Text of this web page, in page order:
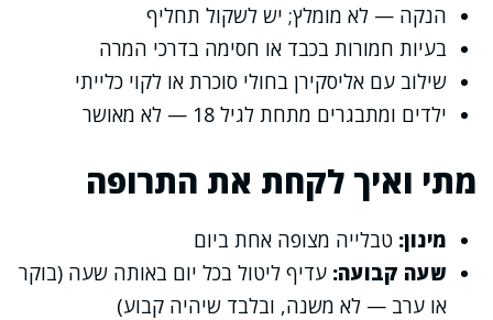
הנקה — לא מומלץ; יש לשקול תחליף
בעיות חמורות בכבד או חסימה בדרכי המרה
שילוב עם אליסקירן בחולי סוכרת או לקוי כלייתי
ילדים ומתבגרים מתחת לגיל 18 — לא מאושר
מתי ואיך לקחת את התרופה
מינון: טבלייה מצופה אחת ביום
שעה קבועה: עדיף ליטול בכל יום באותה שעה (בוקר
או ערב — לא משנה, ובלבד שיהיה קבוע)